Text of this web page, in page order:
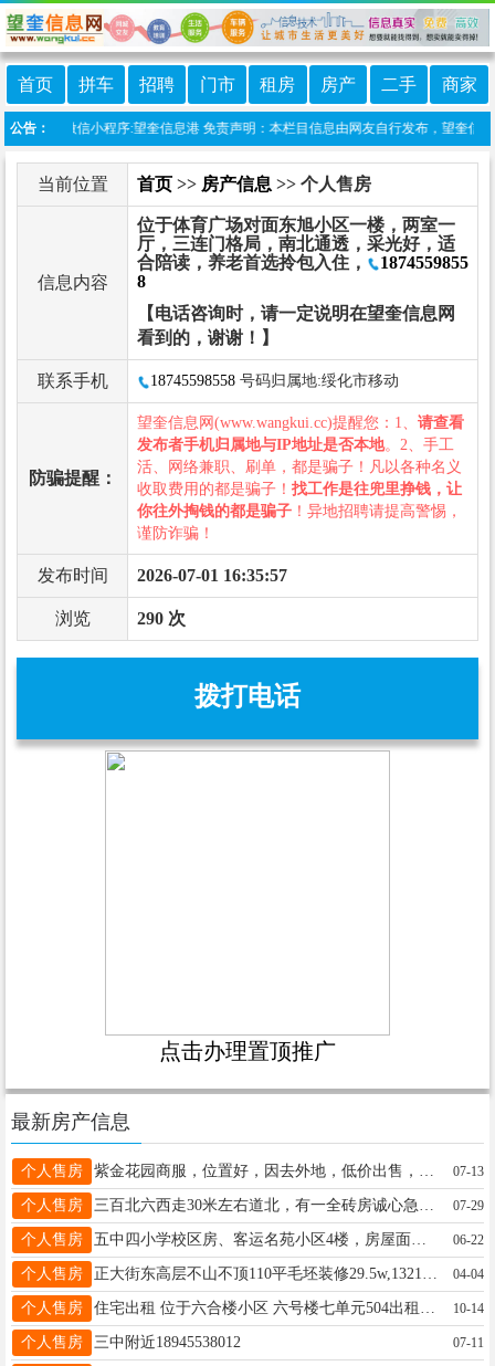
首页 拼车 招聘 门市 租房 房产 二手 商家
公告：
本站上线微信小程序:望奎信息港 免责声明：本栏目信息由网友自行发布，望奎信
当前位置 首页 >> 房产信息 >> 个人售房
信息内容
位于体育广场对面东旭小区一楼，两室一
厅，三连门格局，南北通透，采光好，适
合陪读，养老首选拎包入住，
1874559855
8
【电话咨询时，请一定说明在望奎信息网
看到的，谢谢！】
联系手机 18745598558 号码归属地:绥化市移动
防骗提醒：
望奎信息网(www.wangkui.cc)提醒您：1、 请查看
发布者手机归属地与IP地址是否本地。2、手工
活、网络兼职、刷单，都是骗子！凡以各种名义
收取费用的都是骗子！ 找工作是往兜里挣钱，让
你往外掏钱的都是骗子 ！异地招聘请提高警惕，
谨防诈骗！
发布时间 2026-07-01 16:35:57
浏览 290 次
拨打电话
点击办理置顶推广
最新房产信息
个人售房 07-13
个人售房 07-29
个人售房 06-22
个人售房 04-04
个人售房 10-14
个人售房 三中附近18945538012 07-11